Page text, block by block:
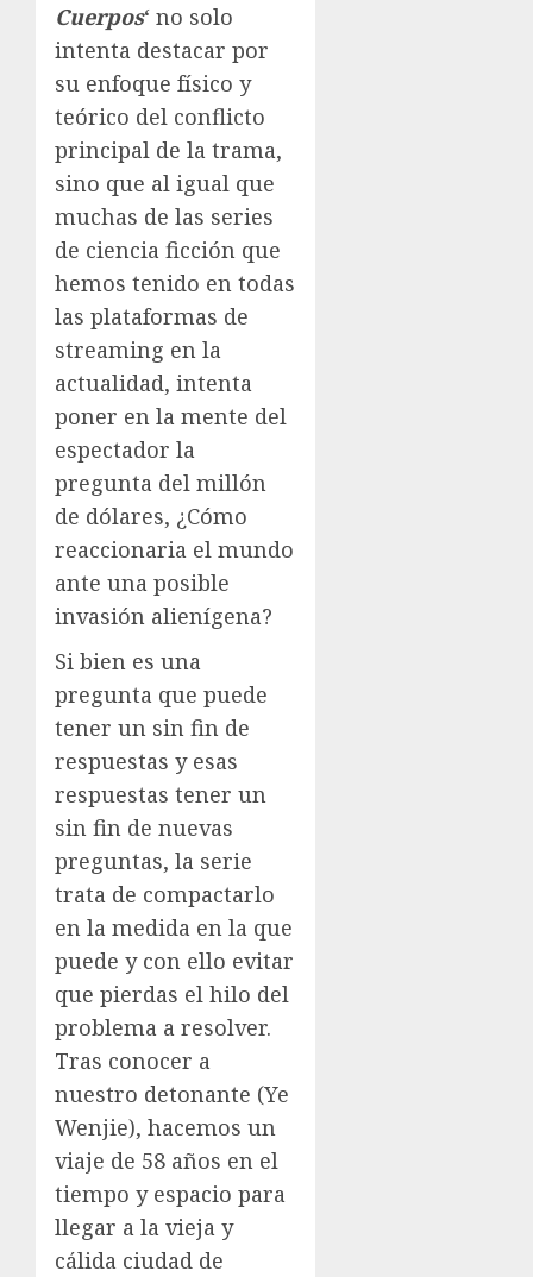
Cuerpos‘ no solo
intenta destacar por
su enfoque físico y
teórico del conflicto
principal de la trama,
sino que al igual que
muchas de las series
de ciencia ficción que
hemos tenido en todas
las plataformas de
streaming en la
actualidad, intenta
poner en la mente del
espectador la
pregunta del millón
de dólares, ¿Cómo
reaccionaria el mundo
ante una posible
invasión alienígena?
Si bien es una
pregunta que puede
tener un sin fin de
respuestas y esas
respuestas tener un
sin fin de nuevas
preguntas, la serie
trata de compactarlo
en la medida en la que
puede y con ello evitar
que pierdas el hilo del
problema a resolver.
Tras conocer a
nuestro detonante (Ye
Wenjie), hacemos un
viaje de 58 años en el
tiempo y espacio para
llegar a la vieja y
cálida ciudad de